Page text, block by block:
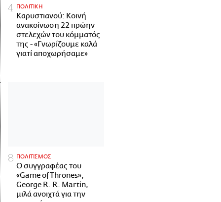
ΠΟΛΙΤΙΚΗ
Καρυστιανού: Κοινή
ανακοίνωση 22 πρώην
στελεχών του κόμματός
της - «Γνωρίζουμε καλά
γιατί αποχωρήσαμε»
ΠΟΛΙΤΙΣΜΟΣ
Ο συγγραφέας του
«Game of Thrones»,
George R. R. Martin,
μιλά ανοιχτά για την